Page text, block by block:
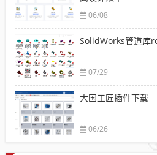
06/08
SolidWorks管道库
07/29
大国工匠插件下载
06/26